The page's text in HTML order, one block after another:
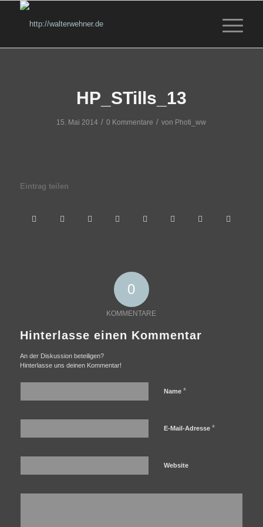
HP_STills_13
15. Mai 2014 / 0 Kommentare / von Photi_ww
Eintrag teilen
0
KOMMENTARE
Hinterlasse einen Kommentar
An der Diskussion beteiligen?
Hinterlasse uns deinen Kommentar!
Name *
E-Mail-Adresse *
Website